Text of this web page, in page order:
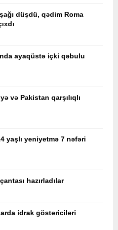
düşdü, qədim Roma
ayaqüstə içki qəbulu
və Pakistan qarşılıqlı
yaşlı yeniyetmə 7 nəfəri
hazırladılar
idrak göstəriciləri